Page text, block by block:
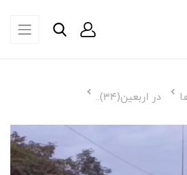
در اربعین(۳۴)..